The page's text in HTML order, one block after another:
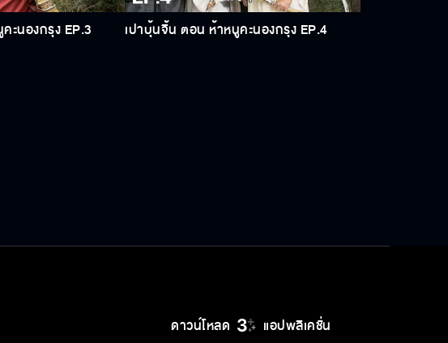
ะนองกรุง EP.3 เปาบุ้นจิ้น ตอน ห้าหนูคะนองกรุง EP.4
ดาวน์โหลด แอปพลิเคชั่น